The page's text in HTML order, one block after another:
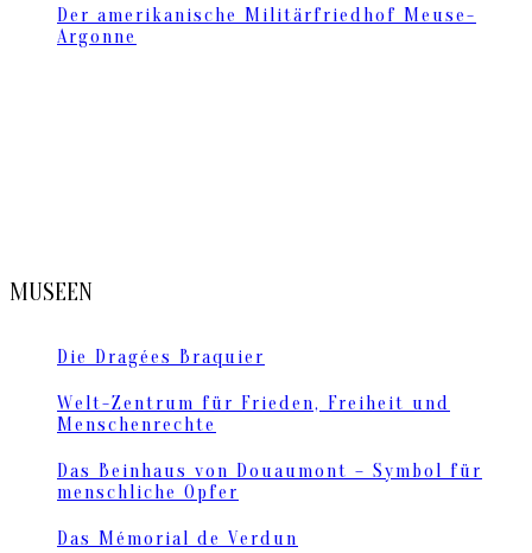
Der amerikanische Militärfriedhof Meuse-
Argonne
MUSEEN
Die Dragées Braquier
Welt-Zentrum für Frieden, Freiheit und
Menschenrechte
Das Beinhaus von Douaumont – Symbol für
menschliche Opfer
Das Mémorial de Verdun